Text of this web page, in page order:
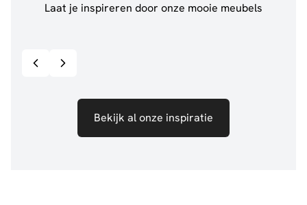
Laat je inspireren door onze mooie meubels
Bekijk al onze inspiratie